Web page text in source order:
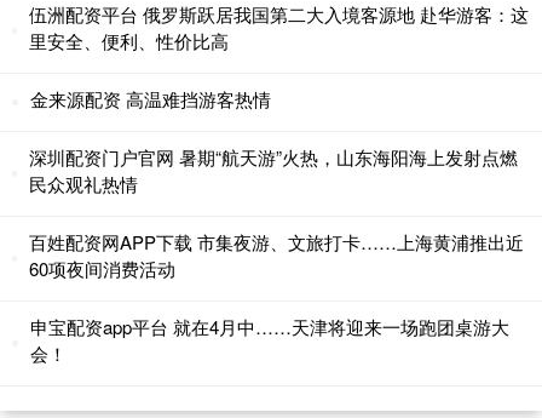
伍洲配资平台 俄罗斯跃居我国第二大入境客源地 赴华游客：这
里安全、便利、性价比高
金来源配资 高温难挡游客热情
深圳配资门户官网 暑期“航天游”火热，山东海阳海上发射点燃
民众观礼热情
百姓配资网APP下载 市集夜游、文旅打卡……上海黄浦推出近
60项夜间消费活动
申宝配资app平台 就在4月中……天津将迎来一场跑团桌游大
会！